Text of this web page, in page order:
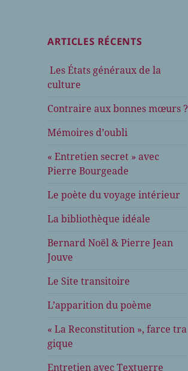
ARTICLES RÉCENTS
Les États généraux de la
culture
Contraire aux bonnes mœurs ?
Mémoires d’oubli
« Entretien secret » avec
Pierre Bourgeade
Le poète du voyage intérieur
La bibliothèque idéale
Bernard Noël & Pierre Jean
Jouve
Le Site transitoire
L’apparition du poème
« La Reconstitution », farce tra
gique
Entretien avec Textuerre